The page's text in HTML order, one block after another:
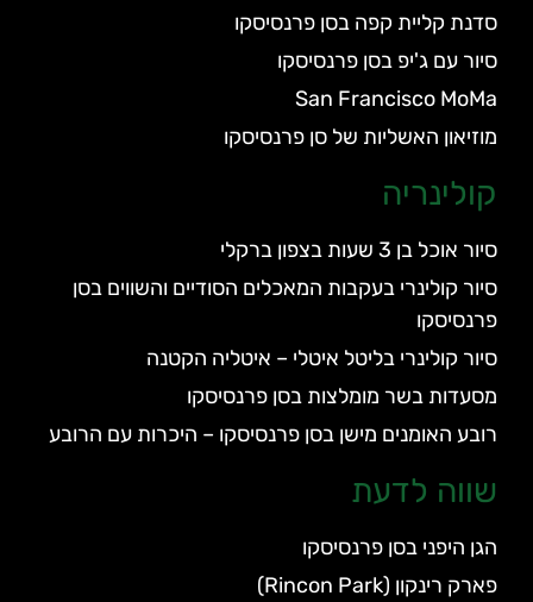
סדנת קליית קפה בסן פרנסיסקו
סיור עם ג'יפ בסן פרנסיסקו
San Francisco MoMa
מוזיאון האשליות של סן פרנסיסקו
קולינריה
סיור אוכל בן 3 שעות בצפון ברקלי
סיור קולינרי בעקבות המאכלים הסודיים והשווים בסן
פרנסיסקו
סיור קולינרי בליטל איטלי – איטליה הקטנה
מסעדות בשר מומלצות בסן פרנסיסקו
רובע האומנים מישן בסן פרנסיסקו – היכרות עם הרובע
שווה לדעת
הגן היפני בסן פרנסיסקו
פארק רינקון (Rincon Park)